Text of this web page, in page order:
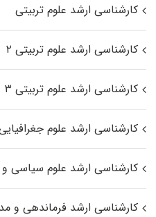
کارشناسی ارشد علوم تربیتی
کارشناسی ارشد علوم تربیتی ۲
کارشناسی ارشد علوم تربیتی ۳
کارشناسی ارشد علوم
کارشناسی ارشد علوم سیاسی و
کارشناسی ارشد فرماندهی و